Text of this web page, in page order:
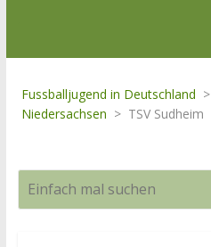
Fussballjugend in Deutschland >
Niedersachsen > TSV Sudheim